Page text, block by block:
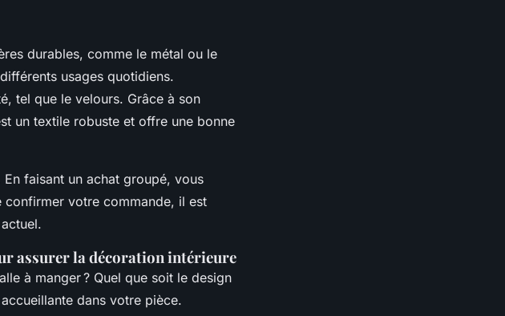
durables, comme le métal ou le
usages quotidiens.
tel que le velours. Grâce à son
un textile robuste et offre une bonne
faisant un achat groupé, vous
confirmer votre commande, il est
assurer la décoration intérieure
à manger ? Quel que soit le design
dans votre pièce.